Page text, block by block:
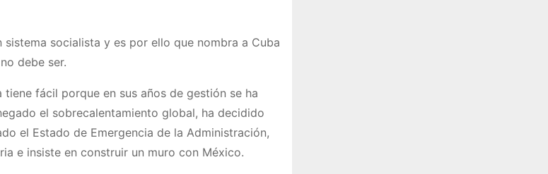
socialista y es por ello que nombra a Cuba
debe ser.
fácil porque en sus años de gestión se ha
el sobrecalentamiento global, ha decidido
el Estado de Emergencia de la Administración,
e insiste en construir un muro con México.